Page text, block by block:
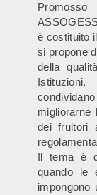
è costituito
si propone
della
migliorarne
dei fruitori
Il tema è
quando le
impongono